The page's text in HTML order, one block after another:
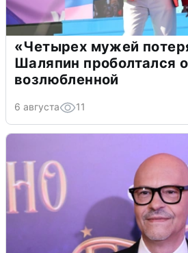
«Четырех мужей
Шаляпин проболтался
возлюбленной
6 августа 11